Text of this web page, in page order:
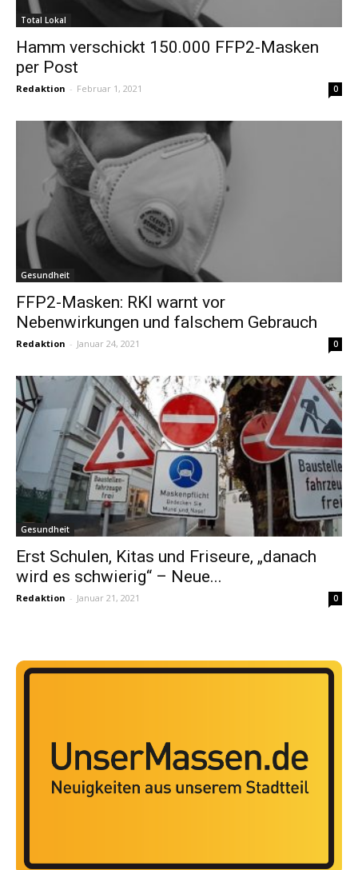
Total Lokal
Hamm verschickt 150.000 FFP2-Masken
per Post
Redaktion - Februar 1, 2021 0
Gesundheit
FFP2-Masken: RKI warnt vor
Nebenwirkungen und falschem Gebrauch
Redaktion - Januar 24, 2021 0
Gesundheit
Erst Schulen, Kitas und Friseure, „danach
wird es schwierig“ – Neue...
Redaktion - Januar 21, 2021 0